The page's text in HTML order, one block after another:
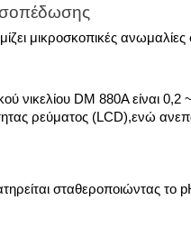
μικροσκοπικές ανωμαλίες
νικελίου DM 880A είναι
ρεύματος (LCD),ενώ
σταθεροποιώντας το